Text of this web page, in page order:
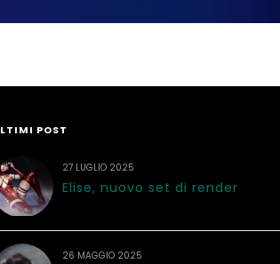
POST
27 LUGLIO 2025
Elise, nuovo set di render
26 MAGGIO 2025